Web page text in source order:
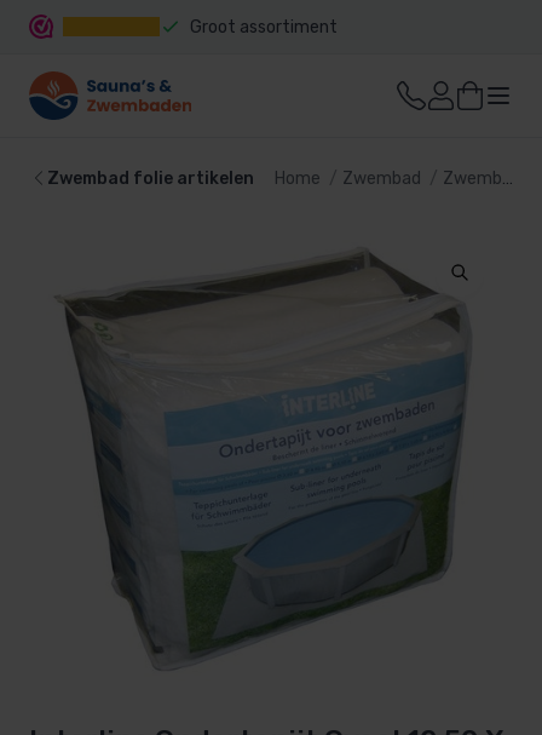
Groot assortiment
Zwembad folie artikelen Home Zwembad Zwembad bekleding